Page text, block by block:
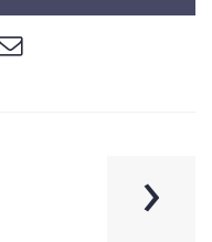
›